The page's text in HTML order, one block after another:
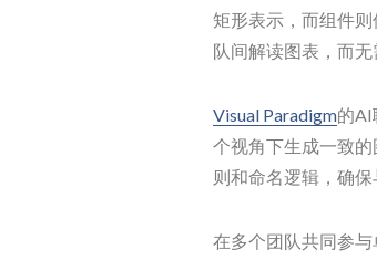
矩形表示，而组件
队间解读图表，而无
Visual Paradigm的AI
个视角下生成一致
则和命名逻辑，确保
在多个团队共同参